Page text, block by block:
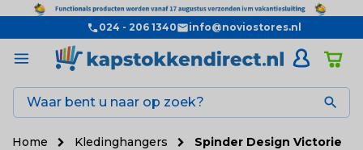
024 - 206 1340 info@noviostores.nl

Home Kledinghangers
Spinder Design Victorie